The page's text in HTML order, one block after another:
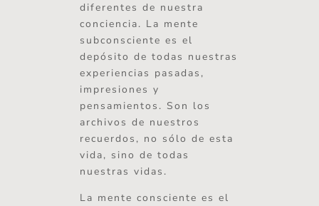
diferentes de nuestra
conciencia. La mente
subconsciente es el
depósito de todas nuestras
experiencias pasadas,
impresiones y
pensamientos. Son los
archivos de nuestros
recuerdos, no sólo de esta
vida, sino de todas
nuestras vidas.
La mente consciente es el